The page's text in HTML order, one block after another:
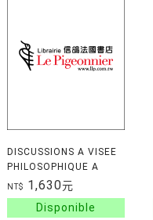
DISCUSSIONS A VISEE
PHILOSOPHIQUE A
PARTIR DE CONTES
POUR LES 5 A 14 ANS
NT$ 1,630元